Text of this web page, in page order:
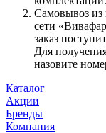
Самовывоз из
сети
заказ
Для
назовите
Каталог
Акции
Бренды
Компания